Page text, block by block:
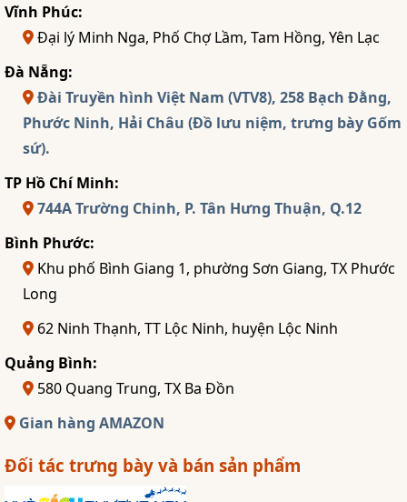
Vĩnh Phúc:
Đại lý Minh Nga, Phố Chợ Lầm, Tam Hồng, Yên Lạc
Đà Nẵng:
Đài Truyền hình Việt Nam (VTV8), 258 Bạch Đằng,
Phước Ninh, Hải Châu (Đồ lưu niệm, trưng bày Gốm
sứ).
TP Hồ Chí Minh:
744A Trường Chinh, P. Tân Hưng Thuận, Q.12
Bình Phước:
Khu phố Bình Giang 1, phường Sơn Giang, TX Phước
Long
62 Ninh Thạnh, TT Lộc Ninh, huyện Lộc Ninh
Quảng Bình:
580 Quang Trung, TX Ba Đồn
Gian hàng AMAZON
Đối tác trưng bày và bán sản phẩm